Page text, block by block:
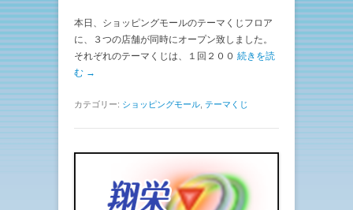
本日、ショッピングモールのテーマくじフロア
に、３つの店舗が同時にオープン致しました。
それぞれのテーマくじは、１回２００ 続きを読
む →
カテゴリー: ショッピングモール テーマくじ